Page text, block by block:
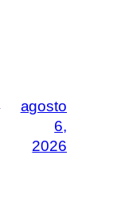
agosto
6,
2026